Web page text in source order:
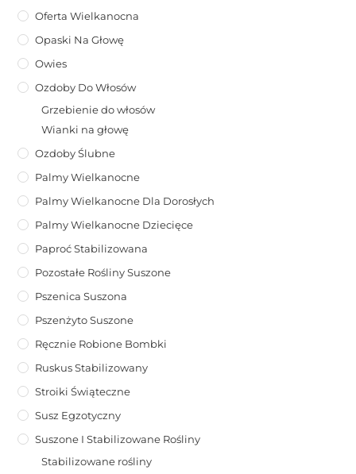
Oferta Wielkanocna
Opaski Na Głowę
Owies
Ozdoby Do Włosów
Grzebienie do włosów
Wianki na głowę
Ozdoby Ślubne
Palmy Wielkanocne
Palmy Wielkanocne Dla Dorosłych
Palmy Wielkanocne Dziecięce
Paproć Stabilizowana
Pozostałe Rośliny Suszone
Pszenica Suszona
Pszenżyto Suszone
Ręcznie Robione Bombki
Ruskus Stabilizowany
Stroiki Świąteczne
Susz Egzotyczny
Suszone I Stabilizowane Rośliny
Stabilizowane rośliny